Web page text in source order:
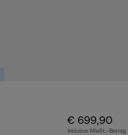
€ 699,90
Inklusive MwSt.-Betrag